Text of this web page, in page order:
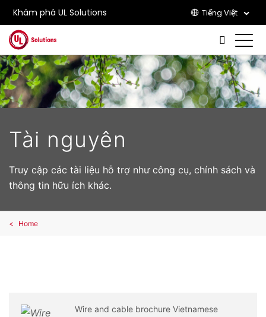
Khám phá UL Solutions Tiếng Việt
Skip to main content
Tài nguyên
Truy cập các tài liệu hỗ trợ như công cụ, chính sách và
thông tin hữu ích khác.
Home
Wire and cable brochure Vietnamese